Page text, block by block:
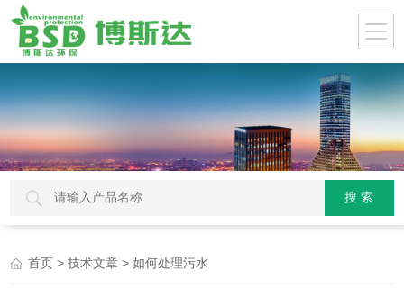
首页 >技术文章 > 如何处理污水